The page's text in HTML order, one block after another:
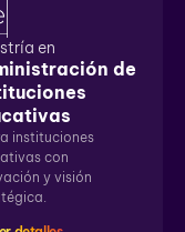
en
de
instituciones
con
y visión